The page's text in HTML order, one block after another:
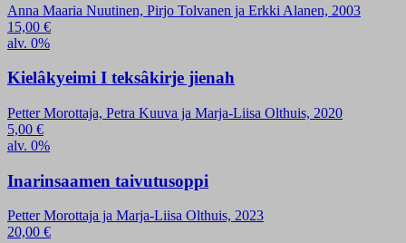
Anna Maaria Nuutinen, Pirjo Tolvanen ja Erkki Alanen, 2003
15,00 €
alv. 0%
Kielâkyeimi I teksâkirje jienah
Petter Morottaja, Petra Kuuva ja Marja-Liisa Olthuis, 2020
5,00 €
alv. 0%
Inarinsaamen taivutusoppi
Petter Morottaja ja Marja-Liisa Olthuis, 2023
20,00 €